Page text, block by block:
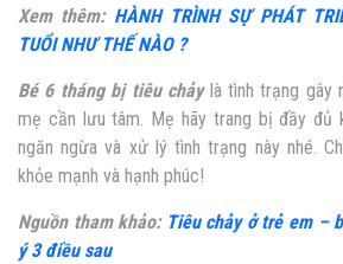
Xem thêm: HÀNH TRÌNH SỰ PHÁT
TUỔI NHƯ THẾ NÀO ?
Bé 6 tháng bị tiêu chảylà tình trạng gây
mẹ cần lưu tâm. Mẹ hãy trang bị đầy đủ
ngăn ngừa và xử lý tình trạng này nhé.
khỏe mạnh và hạnh phúc!
Nguồn tham khảo: Tiêu chảy ở trẻ em –
ý 3 điều sau